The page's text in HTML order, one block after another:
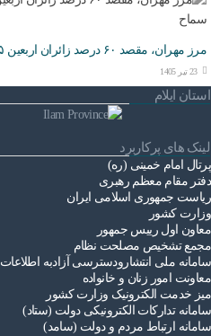
مرز مهران، مقصد ۶۰ درصد زائران اربعین ۱۴۰۵...
23 تیر 1405
استان ایلام
لینک های پرکاربرد
پرتال امام خمینی (ره)
دفتر مقام معظم رهبری
ریاست ‌جمهوری اسلامی ایران
وزارت کشور
معاون اول رییس جمهور
مجمع تشخیص مصلحت نظام
سامانه ملی انتشارودسترسی آزادبه اطلاعات
معاونت امور زنان و خانواده
میز خدمت الکترونیک وزارت کشور
سامانه تدارکات الکترونیکی دولت (ستاد)
سامانه ارتباط مردم و دولت (سامد)